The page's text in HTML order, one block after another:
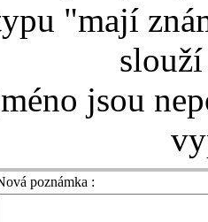
"mají
jsou
poznámka :